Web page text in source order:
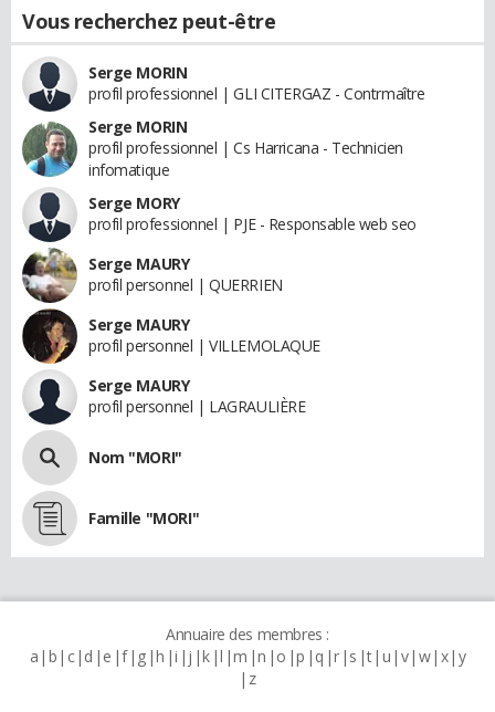
Vous recherchez peut-être
Serge MORIN
profil professionnel | GLI CITERGAZ - Contrmaître
Serge MORIN
profil professionnel | Cs Harricana - Technicien
infomatique
Serge MORY
profil professionnel | PJE - Responsable web seo
Serge MAURY
profil personnel | QUERRIEN
Serge MAURY
profil personnel | VILLEMOLAQUE
Serge MAURY
profil personnel | LAGRAULIÈRE
Nom "MORI"
Famille "MORI"
Annuaire des membres :
a b c d e f g h i j k l m n o p q r s t u v w x y
z